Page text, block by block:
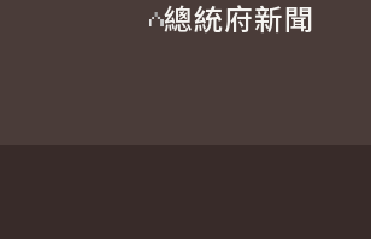
重要談話
影音頻道 總統府新聞